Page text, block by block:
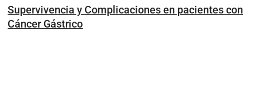
Supervivencia y Complicaciones en pacientes con
Cáncer Gástrico